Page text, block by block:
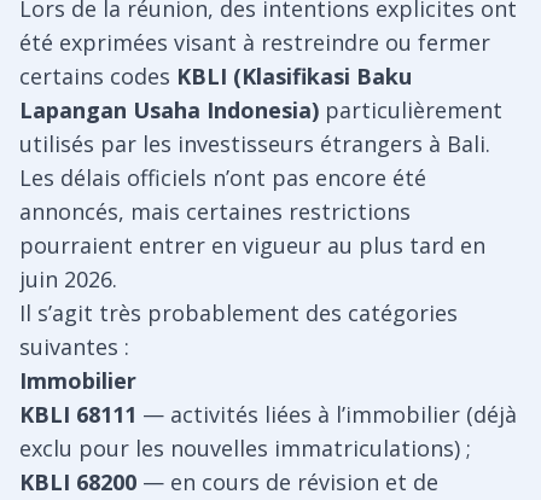
Lors de la réunion, des intentions explicites ont
été exprimées visant à restreindre ou fermer
certains codes KBLI (Klasifikasi Baku
Lapangan Usaha Indonesia) particulièrement
utilisés par les investisseurs étrangers à Bali.
Les délais officiels n’ont pas encore été
annoncés, mais certaines restrictions
pourraient entrer en vigueur au plus tard en
juin 2026.
Il s’agit très probablement des catégories
suivantes :
Immobilier
KBLI 68111 — activités liées à l’immobilier (déjà
exclu pour les nouvelles immatriculations) ;
KBLI 68200 — en cours de révision et de